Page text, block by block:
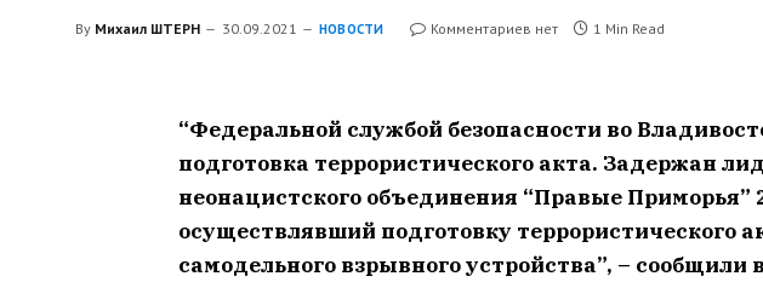
By Михаил ШТЕРН 30.09.2021 НОВОСТИ Комментариев нет 1 Min Read
“Федеральной службой безопасности во
подготовка террористического акта. Задержан
неонацистского объединения “Правые Приморья”
осуществлявший подготовку террористического
самодельного взрывного устройства”, –